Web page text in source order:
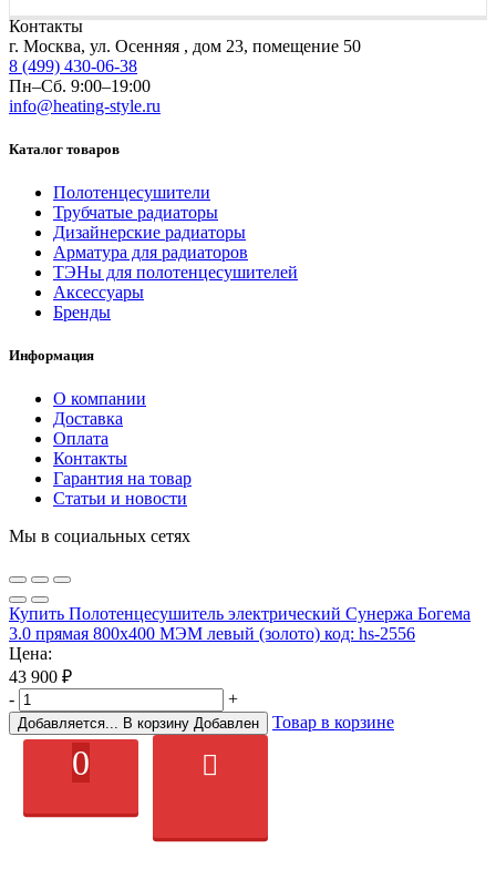
Контакты
г. Москва, ул. Осенняя , дом 23, помещение 50
8 (499) 430-06-38
Пн–Сб. 9:00–19:00
info@heating-style.ru
Каталог товаров
Полотенцесушители
Трубчатые радиаторы
Дизайнерские радиаторы
Арматура для радиаторов
ТЭНы для полотенцесушителей
Аксессуары
Бренды
Информация
О компании
Доставка
Оплата
Контакты
Гарантия на товар
Статьи и новости
Мы в социальных сетях
Купить Полотенцесушитель электрический Сунержа Богема
3.0 прямая 800х400 МЭМ левый (золото) код: hs-2556
Цена:
43 900 ₽
-
+
Добавляется... В корзину Добавлен Товар в корзине
0